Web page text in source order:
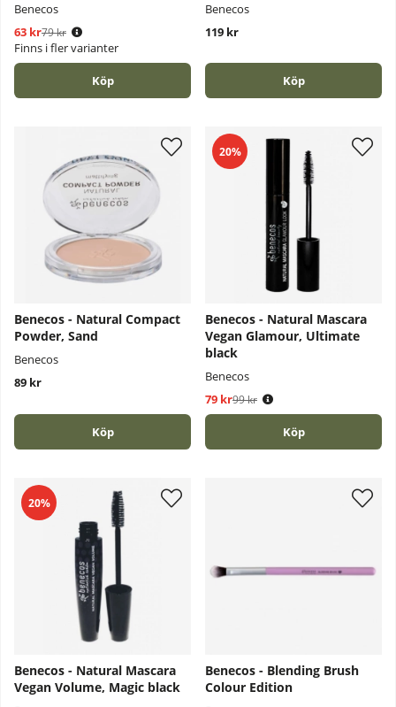
Benecos
63 kr
Ordinarie pris:
79 kr
Finns i fler varianter
Köp
Benecos
119 kr
Köp
Benecos - Natural Compact
Powder, Sand
Benecos
89 kr
Köp
20%
Benecos - Natural Mascara
Vegan Glamour, Ultimate
black
Benecos
79 kr
Ordinarie pris:
99 kr
Köp
20%
Benecos - Natural Mascara
Vegan Volume, Magic black
Benecos - Blending Brush
Colour Edition